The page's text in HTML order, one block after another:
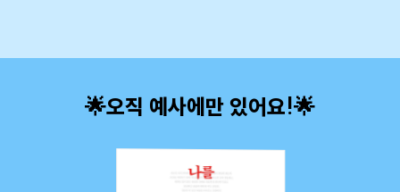
🌟오직 예사에만 있어요!🌟